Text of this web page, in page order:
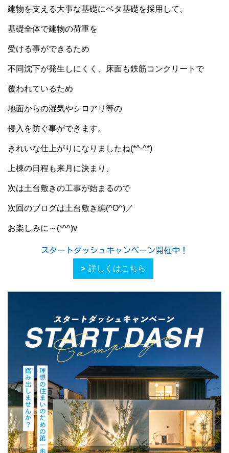
建物を支える大事な基礎にベタ基礎を採用して、
基礎全体で建物の荷重を
受ける事ができるため
不同沈下が発生しにくく、床面も鉄筋コンクリートで
覆われているため
地面からの湿気やシロアリ等の
侵入を防ぐ事ができます。
きれいな仕上がりになりましたね(*^-^*)
上棟の日程も来月に決まり、
次は土台敷きの工事が始まるので
次回のブログは土台敷き編(^O^)／
お楽しみに～(*^^)v
スタートダッシュキャンペーン開催中！
詳しくはこちら